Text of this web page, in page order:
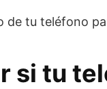
de tu teléfono
si tu